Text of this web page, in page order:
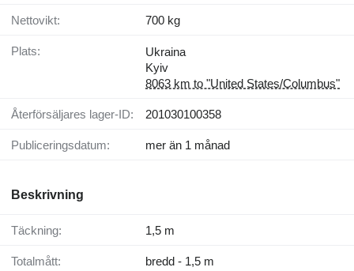
Nettovikt: 700 kg
Plats:
Ukraina
Kyiv
8063 km to "United States/Columbus"
Återförsäljares lager-ID: 201030100358
Publiceringsdatum: mer än 1 månad
Beskrivning
Täckning: 1,5 m
Totalmått: bredd - 1,5 m